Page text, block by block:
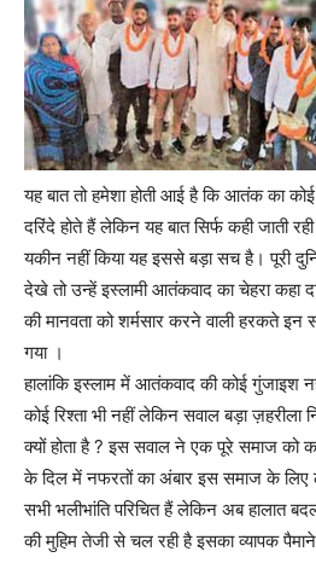
यह बात तो हमेशा होती आई है कि आतंक का कोई
दरिंदे होते हैं लेकिन यह बात सिर्फ कही जाती
यकीन नहीं किया यह इससे बड़ा सच है। पूरी
देखे तो उन्हें इस्लामी आतंकवाद का चेहरा कहा
की मानवता को शर्मसार करने वाली हरकते
गया ।
हालांकि इस्लाम में आतंकवाद की कोई गुंजाइश
कोई रिश्ता भी नहीं लेकिन सवाल बड़ा
क्यों होता है ? इस सवाल ने एक पूरे समाज को
के दिल में नफरतों का अंबार इस समाज के लिए
सभी भलीभांति परिचित हैं लेकिन अब हालात
की मुहिम तेजी से चल रही है इसका व्यापक